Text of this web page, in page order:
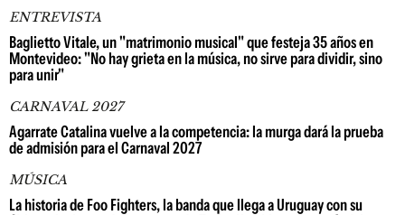
ENTREVISTA
Baglietto Vitale, un "matrimonio musical" que festeja 35 años en
Montevideo: "No hay grieta en la música, no sirve para dividir, sino
para unir"
CARNAVAL 2027
Agarrate Catalina vuelve a la competencia: la murga dará la prueba
de admisión para el Carnaval 2027
MÚSICA
La historia de Foo Fighters, la banda que llega a Uruguay con su